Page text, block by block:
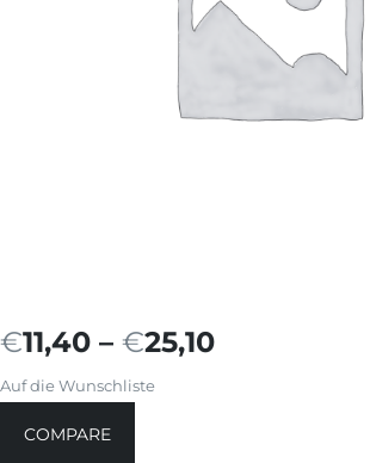
€11,40 – €25,10
Auf die Wunschliste
COMPARE